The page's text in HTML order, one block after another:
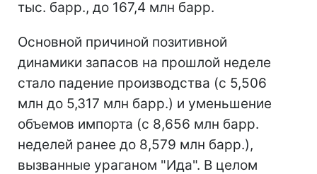
тыс. барр., до 167,4 млн барр.
Основной причиной позитивной
динамики запасов на прошлой неделе
стало падение производства (с 5,506
млн до 5,317 млн барр.) и уменьшение
объемов импорта (с 8,656 млн барр.
неделей ранее до 8,579 млн барр.),
вызванные ураганом "Ида". В целом